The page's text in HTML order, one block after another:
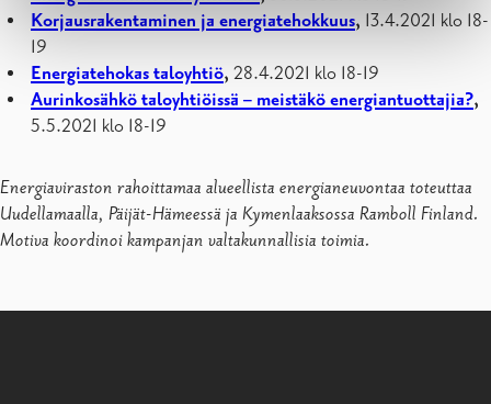
Korjausrakentaminen ja energiatehokkuus, 13.4.2021 klo 18-
19
Energiatehokas taloyhtiö, 28.4.2021 klo 18-19
Aurinkosähkö taloyhtiöissä – meistäkö energiantuottajia?,
5.5.2021 klo 18-19
Energiaviraston rahoittamaa alueellista energianeuvontaa toteuttaa
Uudellamaalla, Päijät-Hämeessä ja Kymenlaaksossa Ramboll Finland.
Motiva koordinoi kampanjan valtakunnallisia toimia.